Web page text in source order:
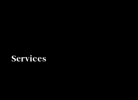
Services